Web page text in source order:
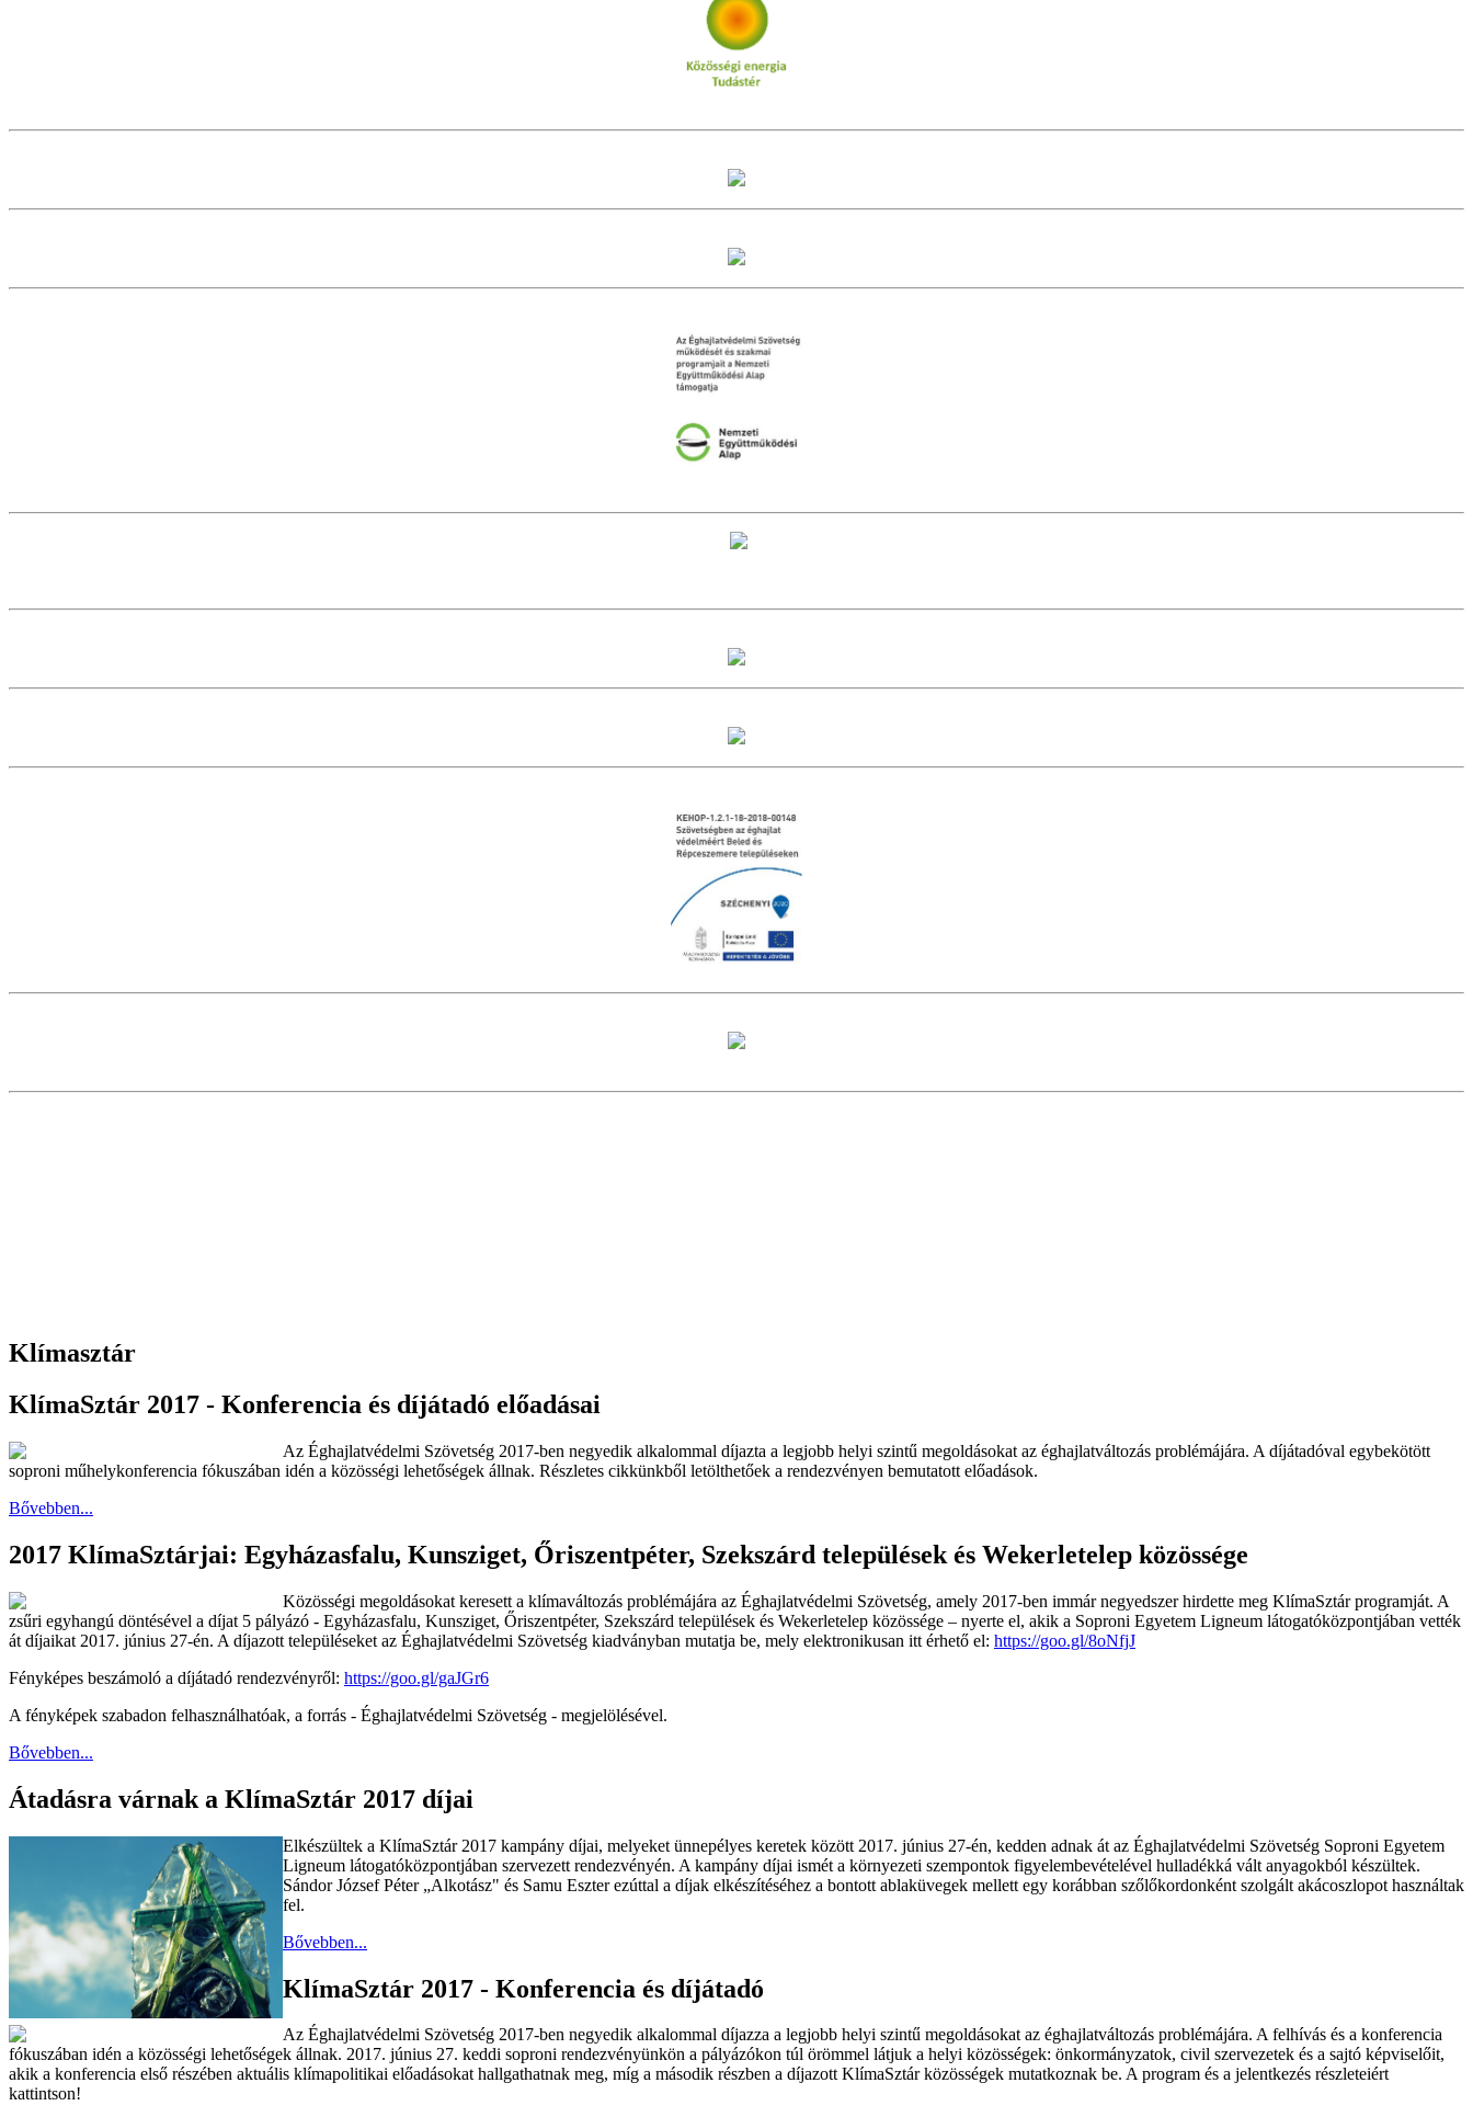
Klímasztár
KlímaSztár 2017 - Konferencia és díjátadó előadásai
Az Éghajlatvédelmi Szövetség 2017-ben negyedik alkalommal díjazta a legjobb helyi szintű megoldásokat az éghajlatváltozás problémájára. A díjátadóval egybekötött
soproni műhelykonferencia fókuszában idén a közösségi lehetőségek állnak. Részletes cikkünkből letölthetőek a rendezvényen bemutatott előadások.
Bővebben...
2017 KlímaSztárjai: Egyházasfalu, Kunsziget, Őriszentpéter, Szekszárd települések és Wekerletelep közössége
Közösségi megoldásokat keresett a klímaváltozás problémájára az Éghajlatvédelmi Szövetség, amely 2017-ben immár negyedszer hirdette meg KlímaSztár programját. A
zsűri egyhangú döntésével a díjat 5 pályázó - Egyházasfalu, Kunsziget, Őriszentpéter, Szekszárd települések és Wekerletelep közössége – nyerte el, akik a Soproni Egyetem Ligneum látogatóközpontjában vették
át díjaikat 2017. június 27-én. A díjazott településeket az Éghajlatvédelmi Szövetség kiadványban mutatja be, mely elektronikusan itt érhető el: https://goo.gl/8oNfjJ
Fényképes beszámoló a díjátadó rendezvényről: https://goo.gl/gaJGr6
A fényképek szabadon felhasználhatóak, a forrás - Éghajlatvédelmi Szövetség - megjelölésével.
Bővebben...
Átadásra várnak a KlímaSztár 2017 díjai
Elkészültek a KlímaSztár 2017 kampány díjai, melyeket ünnepélyes keretek között 2017. június 27-én, kedden adnak át az Éghajlatvédelmi Szövetség Soproni Egyetem
Ligneum látogatóközpontjában szervezett rendezvényén. A kampány díjai ismét a környezeti szempontok figyelembevételével hulladékká vált anyagokból készültek.
Sándor József Péter „Alkotász" és Samu Eszter ezúttal a díjak elkészítéséhez a bontott ablaküvegek mellett egy korábban szőlőkordonként szolgált akácoszlopot használtak
fel.
Bővebben...
KlímaSztár 2017 - Konferencia és díjátadó
Az Éghajlatvédelmi Szövetség 2017-ben negyedik alkalommal díjazza a legjobb helyi szintű megoldásokat az éghajlatváltozás problémájára. A felhívás és a konferencia
fókuszában idén a közösségi lehetőségek állnak. 2017. június 27. keddi soproni rendezvényünkön a pályázókon túl örömmel látjuk a helyi közösségek: önkormányzatok, civil szervezetek és a sajtó képviselőit,
akik a konferencia első részében aktuális klímapolitikai előadásokat hallgathatnak meg, míg a második részben a díjazott KlímaSztár közösségek mutatkoznak be. A program és a jelentkezés részleteiért
kattintson!